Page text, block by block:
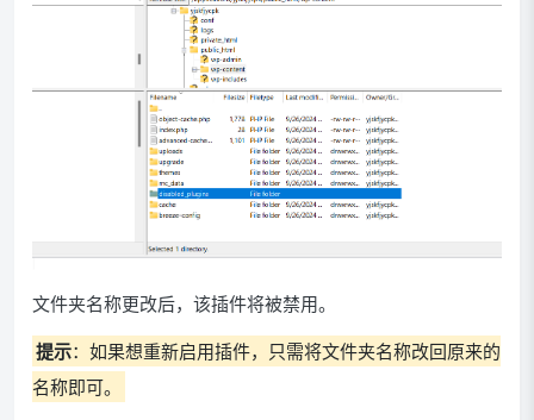
文件夹名称更改后，该插件将被禁用。
提示：如果想重新启用插件，只需将文件夹名称改回原来的
名称即可。